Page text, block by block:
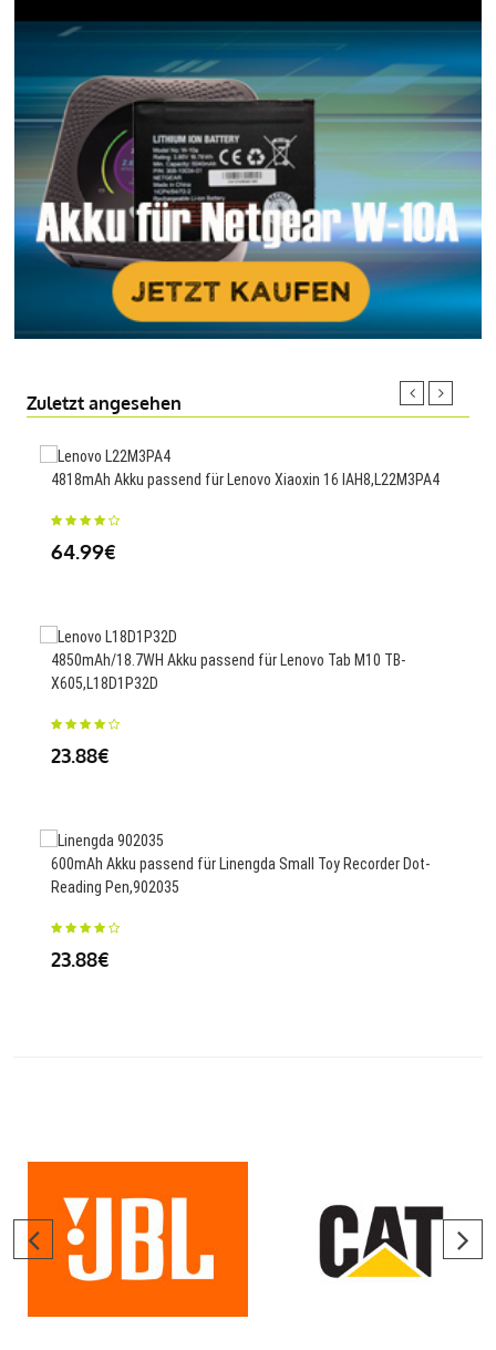
Zuletzt angesehen
4818mAh Akku passend für Lenovo Xiaoxin 16 IAH8,L22M3PA4
64.99€
4850mAh/18.7WH Akku passend für Lenovo Tab M10 TB-
X605,L18D1P32D
23.88€
600mAh Akku passend für Linengda Small Toy Recorder Dot-
Reading Pen,902035
23.88€